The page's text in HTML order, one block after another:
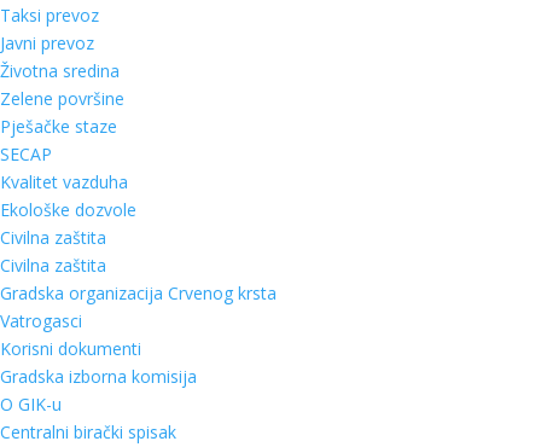
Taksi prevoz
Javni prevoz
Životna sredina
Zelene površine
Pješačke staze
SECAP
Kvalitet vazduha
Ekološke dozvole
Civilna zaštita
Civilna zaštita
Gradska organizacija Crvenog krsta
Vatrogasci
Korisni dokumenti
Gradska izborna komisija
O GIK-u
Centralni birački spisak